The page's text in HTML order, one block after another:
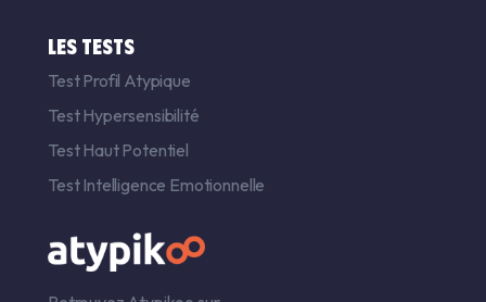
LES TESTS
Test Profil Atypique
Test Hypersensibilité
Test Haut Potentiel
Test Intelligence Emotionnelle